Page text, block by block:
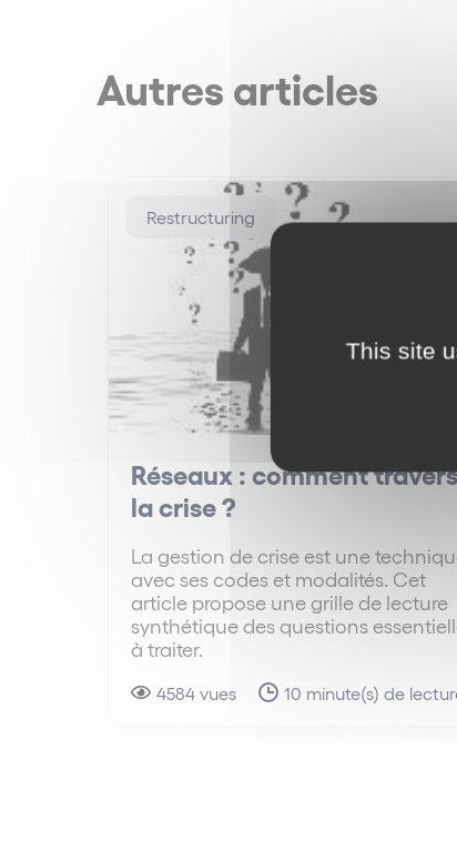
Autres articles
Restructuring
Réseaux : comment
la crise ?
La gestion de crise est une
avec ses codes et modalités. Cet
article propose une grille de lecture
synthétique des questions
à traiter.
4584 vues 10 minute(s) de
This site